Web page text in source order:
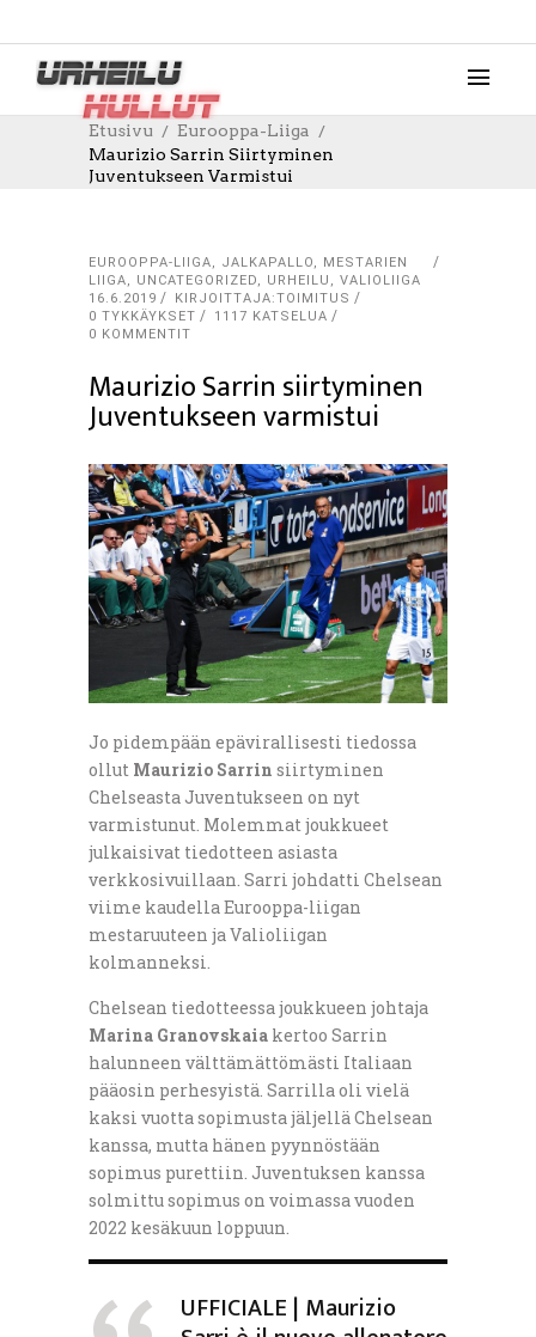
Etusivu
Eurooppa-Liiga
Maurizio Sarrin Siirtyminen
Juventukseen Varmistui
EUROOPPA-LIIGA, JALKAPALLO, MESTARIEN
LIIGA, UNCATEGORIZED, URHEILU , VALIOLIIGA
16.6.2019
KIRJOITTAJA:TOIMITUS
0 TYKKÄYKSET
1117 KATSELUA
0 KOMMENTIT
Maurizio Sarrin siirtyminen
Juventukseen varmistui
Jo pidempään epävirallisesti tiedossa
ollut Maurizio Sarrin siirtyminen
Chelseasta Juventukseen on nyt
varmistunut. Molemmat joukkueet
julkaisivat tiedotteen asiasta
verkkosivuillaan. Sarri johdatti Chelsean
viime kaudella Eurooppa-liigan
mestaruuteen ja Valioliigan
kolmanneksi.
Chelsean tiedotteessa joukkueen johtaja
Marina Granovskaia kertoo Sarrin
halunneen välttämättömästi Italiaan
pääosin perhesyistä. Sarrilla oli vielä
kaksi vuotta sopimusta jäljellä Chelsean
kanssa, mutta hänen pyynnöstään
sopimus purettiin. Juventuksen kanssa
solmittu sopimus on voimassa vuoden
2022 kesäkuun loppuun.
UFFICIALE | Maurizio